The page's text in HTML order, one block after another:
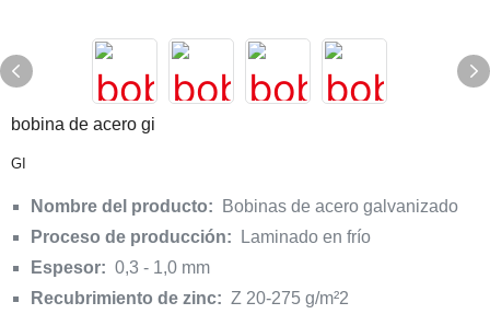
bobina de acero gi
GI
Nombre del producto:
Bobinas de acero galvanizado
Proceso de producción:
Laminado en frío
Espesor: 0,3 - 1,0 mm
Recubrimiento de zinc: Z 20-275 g/m²2